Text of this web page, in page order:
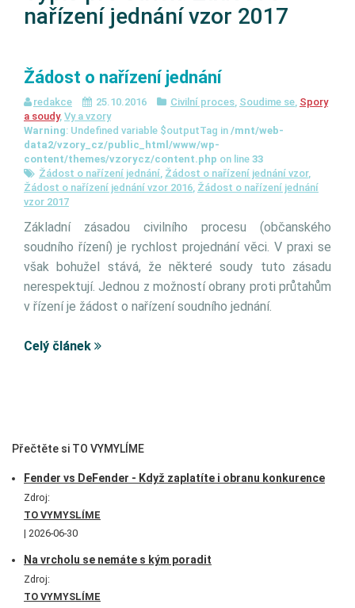
nařízení jednání vzor 2017
Žádost o nařízení jednání
redakce 25.10.2016 Civilní proces, Soudime se, Spory
a soudy, Vy a vzory
Warning: Undefined variable $outputTag in /mnt/web-
data2/vzory_cz/public_html/www/wp-
content/themes/vzorycz/content.php on line 33
Žádost o nařízení jednání, Žádost o nařízení jednání vzor,
Žádost o nařízení jednání vzor 2016, Žádost o nařízení jednání
vzor 2017
Základní zásadou civilního procesu (občanského
soudního řízení) je rychlost projednání věci. V praxi se
však bohužel stává, že některé soudy tuto zásadu
nerespektují. Jednou z možností obrany proti průtahům
v řízení je žádost o nařízení soudního jednání.
Celý článek
Přečtěte si TO VYMYLÍME
Fender vs DeFender - Když zaplatíte i obranu konkurence
Zdroj:
TO VYMYSLÍME
2026-06-30
Na vrcholu se nemáte s kým poradit
Zdroj:
TO VYMYSLÍME